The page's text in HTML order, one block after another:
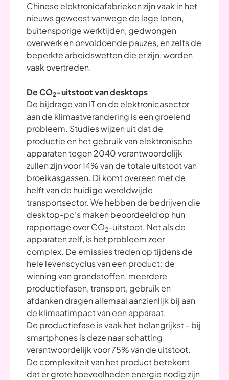
Chinese elektronicafabrieken zijn vaak in het
nieuws geweest vanwege de lage lonen,
buitensporige werktijden, gedwongen
overwerk en onvoldoende pauzes, en zelfs de
beperkte arbeidswetten die er zijn, worden
vaak overtreden.
De CO2-uitstoot van desktops
De bijdrage van IT en de elektronicasector
aan de klimaatverandering is een groeiend
probleem. Studies wijzen uit dat de
productie en het gebruik van elektronische
apparaten tegen 2040 verantwoordelijk
zullen zijn voor 14% van de totale uitstoot van
broeikasgassen. Di komt overeen met de
helft van de huidige wereldwijde
transportsector. We hebben de bedrijven die
desktop-pc's maken beoordeeld op hun
rapportage over CO2-uitstoot. Net als de
apparaten zelf, is het probleem zeer
complex. De emissies treden op tijdens de
hele levenscyclus van een product: de
winning van grondstoffen, meerdere
productiefasen, transport, gebruik en
afdanken dragen allemaal aanzienlijk bij aan
de klimaatimpact van een apparaat.
De productiefase is vaak het belangrijkst - bij
smartphones is deze naar schatting
verantwoordelijk voor 75% van de uitstoot.
De complexiteit van het product betekent
dat er grote hoeveelheden energie nodig zijn